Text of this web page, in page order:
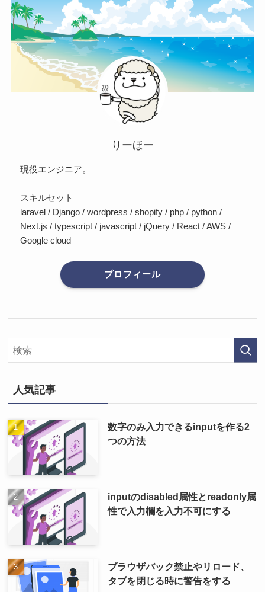
りーほー
現役エンジニア。
スキルセット
laravel / Django / wordpress / shopify / php / python /
Next.js / typescript / javascript / jQuery / React / AWS /
Google cloud
プロフィール
人気記事
数字のみ入力できるinputを作る2
つの方法
inputのdisabled属性とreadonly属
性で入力欄を入力不可にする
ブラウザバック禁止やリロード、
タブを閉じる時に警告をする